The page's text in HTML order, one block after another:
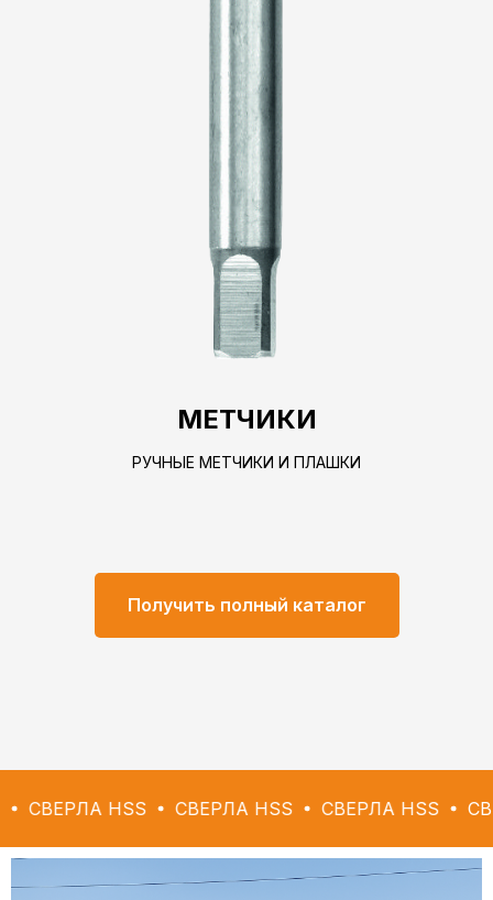
МЕТЧИКИ
РУЧНЫЕ МЕТЧИКИ И ПЛАШКИ
Получить полный каталог
HSS СВЕРЛА HSS СВЕРЛА HSS СВЕРЛА